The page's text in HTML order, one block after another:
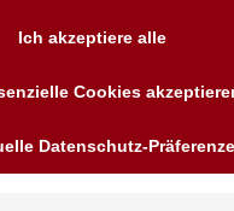
Ich akzeptiere alle
Cookies
Datenschutz-